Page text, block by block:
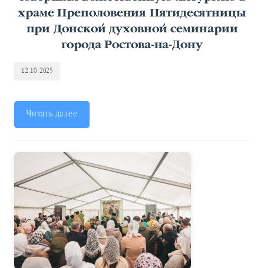
храме Преполовения Пятидесятницы
при Донской духовной семинарии
города Ростова-на-Дону
12.10.2025
Читать далее